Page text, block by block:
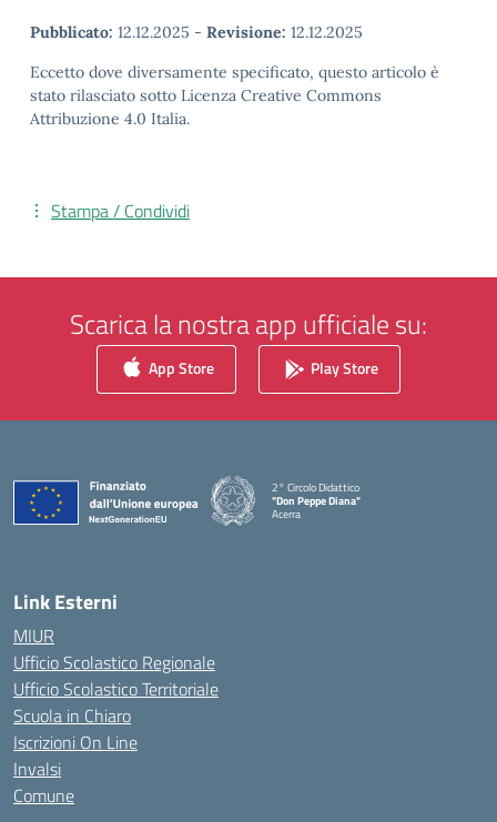
Pubblicato: 12.12.2025 - Revisione: 12.12.2025
Eccetto dove diversamente specificato, questo articolo è
stato rilasciato sotto Licenza Creative Commons
Attribuzione 4.0 Italia.
Stampa / Condividi
Scarica la nostra app ufficiale su:
App Store Play Store
2° Circolo Didattico
"Don Peppe Diana"
Acerra
Link Esterni
MIUR
Ufficio Scolastico Regionale
Ufficio Scolastico Territoriale
Scuola in Chiaro
Iscrizioni On Line
Invalsi
Comune